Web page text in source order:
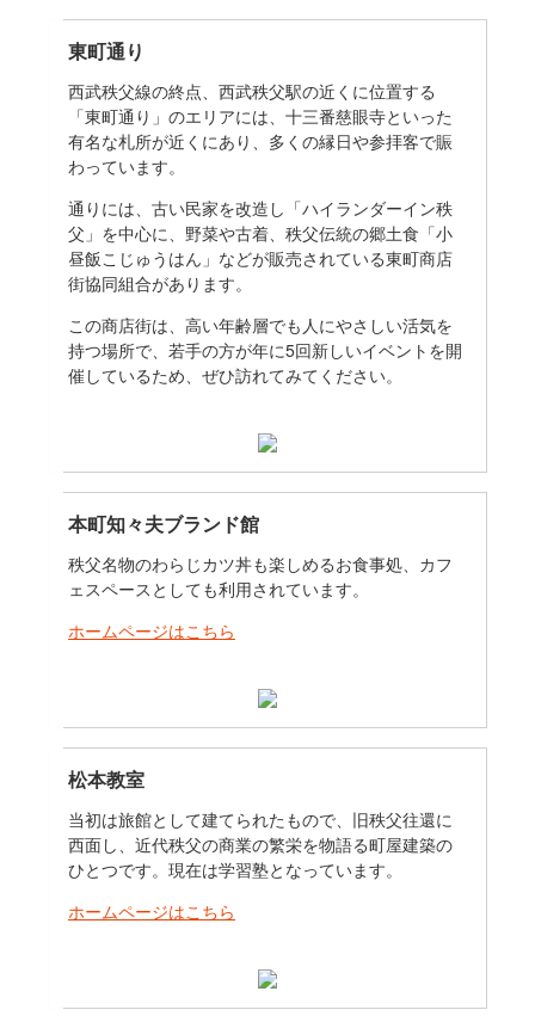
東町通り
西武秩父線の終点、西武秩父駅の近くに位置する
「東町通り」のエリアには、十三番慈眼寺といった
有名な札所が近くにあり、多くの縁日や参拝客で賑
わっています。
通りには、古い民家を改造し「ハイランダーイン秩
父」を中心に、野菜や古着、秩父伝統の郷土食「小
昼飯こじゅうはん」などが販売されている東町商店
街協同組合があります。
この商店街は、高い年齢層でも人にやさしい活気を
持つ場所で、若手の方が年に5回新しいイベントを開
催しているため、ぜひ訪れてみてください。
本町知々夫ブランド館
秩父名物のわらじカツ丼も楽しめるお食事処、カフ
ェスペースとしても利用されています。
ホームページはこちら
松本教室
当初は旅館として建てられたもので、旧秩父往還に
西面し、近代秩父の商業の繁栄を物語る町屋建築の
ひとつです。現在は学習塾となっています。
ホームページはこちら